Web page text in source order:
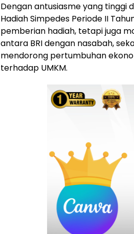
Dengan antusiasme yang tinggi
Hadiah Simpedes Periode II
pemberian hadiah, tetapi juga
antara BRI dengan nasabah,
mendorong pertumbuhan
terhadap UMKM.